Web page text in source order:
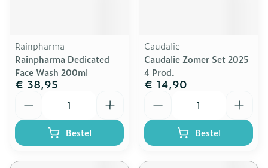
Rainpharma
Rainpharma Dedicated
Face Wash 200ml
€ 38,95
Bestel
Caudalie
Caudalie Zomer Set 2025
4 Prod.
€ 14,90
Bestel